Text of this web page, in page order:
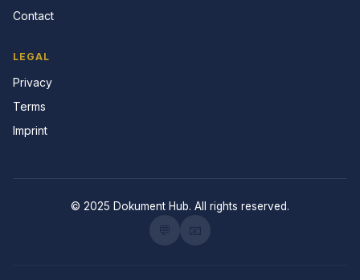
Contact
LEGAL
Privacy
Terms
Imprint
© 2025 Dokument Hub. All rights reserved.